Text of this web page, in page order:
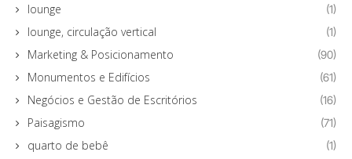
lounge (1)
lounge, circulação vertical (1)
Marketing & Posicionamento (90)
Monumentos e Edifícios (61)
Negócios e Gestão de Escritórios (16)
Paisagismo (71)
quarto de bebê (1)